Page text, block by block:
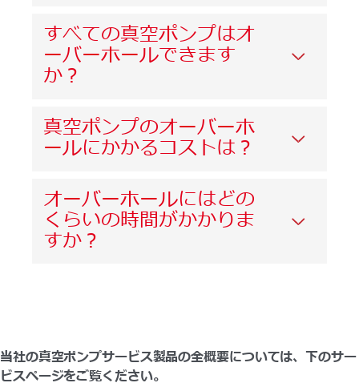
すべての真空ポンプはオ
ーバーホールできます
か？
真空ポンプのオーバーホ
ールにかかるコストは？
オーバーホールにはどの
くらいの時間がかかりま
すか？
当社の真空ポンプサービス製品の全概要については、下のサー
ビスページをご覧ください。